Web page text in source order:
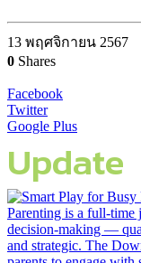
13 พฤศจิกายน 2567
0 Shares
Facebook
Twitter
Google Plus
Update
Parenting is a full-time
decision-making —
and strategic. The